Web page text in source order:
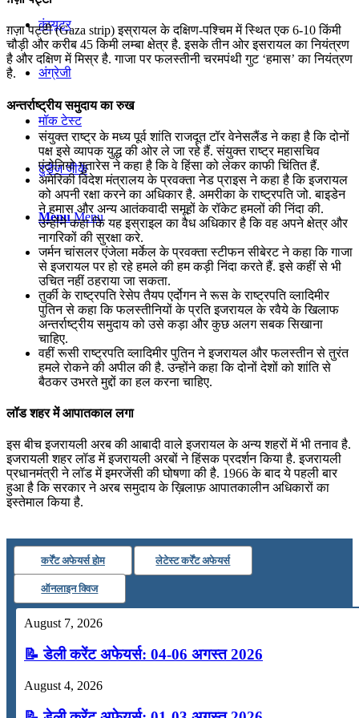
कंप्यूटर
अंग्रेजी
मॉक टेस्ट
टुडेज जीके
Menu Menu
ग़ज़ा पट्टी (Gaza strip) इस्रायल के दक्षिण-पश्चिम में स्थित एक 6-10 किंमी
चौड़ी और करीब 45 किमी लम्बा क्षेत्र है. इसके तीन ओर इसरायल का नियंत्रण
है और दक्षिण में मिस्र है. गाजा पर फलस्तीनी चरमपंथी गुट ‘हमास’ का नियंत्रण
है.
अन्तर्राष्ट्रीय समुदाय का रुख
संयुक्त राष्ट्र के मध्य पूर्व शांति राजदूत टॉर वेनेसलैंड ने कहा है कि दोनों
पक्ष इसे व्यापक युद्ध की ओर ले जा रहे हैं. संयुक्त राष्ट्र महासचिव
एंटोनियो गुतारेस ने कहा है कि वे हिंसा को लेकर काफी चिंतित हैं.
अमेरिकी विदेश मंत्रालय के प्रवक्ता नेड प्राइस ने कहा है कि इजरायल
को अपनी रक्षा करने का अधिकार है. अमरीका के राष्‍ट्रपति जो. बाइडेन
ने हमास और अन्‍य आतंकवादी समूहों के रॉकेट हमलों की निंदा की.
उन्‍होंने कहा कि यह इस्राइल का वैध अधिकार है कि वह अपने क्षेत्र और
नागरिकों की सुरक्षा करे.
जर्मन चांसलर एंजेला मर्केल के प्रवक्ता स्टीफन सीबेरट ने कहा कि गाजा
से इजरायल पर हो रहे हमले की हम कड़ी निंदा करते हैं. इसे कहीं से भी
उचित नहीं ठहराया जा सकता.
तुर्की के राष्ट्रपति रेसेप तैयप एर्दोगन ने रूस के राष्ट्रपति व्लादिमीर
पुतिन से कहा कि फलस्तीनियों के प्रति इजरायल के रवैये के खिलाफ
अन्तर्राष्ट्रीय समुदाय को उसे कड़ा और कुछ अलग सबक सिखाना
चाहिए.
वहीं रूसी राष्ट्रपति व्लादिमीर पुतिन ने इजरायल और फलस्तीन से तुरंत
हमले रोकने की अपील की है. उन्होंने कहा कि दोनों देशों को शांति से
बैठकर उभरते मुद्दों का हल करना चाहिए.
लॉड शहर में आपातकाल लगा
इस बीच इजरायली अरब की आबादी वाले इजरायल के अन्य शहरों में भी तनाव है.
इजरायली शहर लॉड में इजरायली अरबों ने हिंसक प्रदर्शन किया है. इजरायली
प्रधानमंत्री ने लॉड में इमरजेंसी की घोषणा की है. 1966 के बाद ये पहली बार
हुआ है कि सरकार ने अरब समुदाय के ख़िलाफ़ आपातकालीन अधिकारों का
इस्तेमाल किया है.
कर्रेंट अफेयर्स होम लेटेस्ट कर्रेंट अफेयर्स
ऑनलाइन क्विज
August 7, 2026
📝 डेली करेंट अफेयर्स: 04-06 अगस्त 2026
August 4, 2026